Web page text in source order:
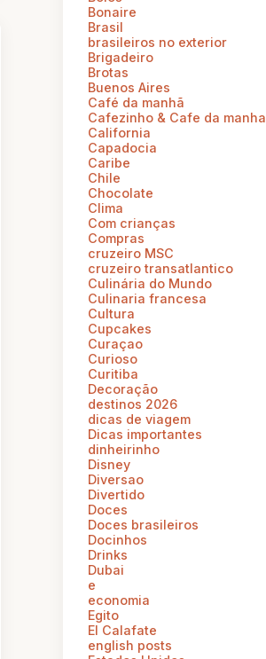
Bonaire
Brasil
brasileiros no exterior
Brigadeiro
Brotas
Buenos Aires
Café da manhã
Cafezinho & Cafe da manha
California
Capadocia
Caribe
Chile
Chocolate
Clima
Com crianças
Compras
cruzeiro MSC
cruzeiro transatlantico
Culinária do Mundo
Culinaria francesa
Cultura
Cupcakes
Curaçao
Curioso
Curitiba
Decoração
destinos 2026
dicas de viagem
Dicas importantes
dinheirinho
Disney
Diversao
Divertido
Doces
Doces brasileiros
Docinhos
Drinks
Dubai
e
economia
Egito
El Calafate
english posts